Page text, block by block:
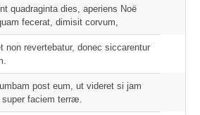
quadraginta dies, aperiens Noë
fecerat, dimisit corvum,
non revertebatur, donec siccarentur
post eum, ut videret si jam
faciem terræ.